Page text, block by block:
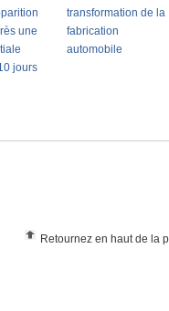
Retournez en haut de la